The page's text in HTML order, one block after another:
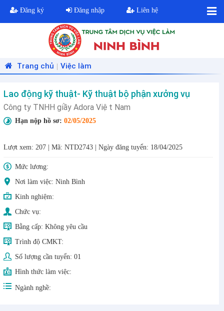
Đăng ký Đăng nhập Liên hệ
Trang chủ Việc làm
Lao động kỹ thuật- Kỹ thuật bộ phận xưởng vụ
Công ty TNHH giầy Adora Việt Nam
Hạn nộp hồ sơ: 02/05/2025
Lượt xem: 207 Mã: NTD2743 Ngày đăng tuyển: 18/04/2025
Mức lương:
Nơi làm việc: Ninh Bình
Kinh nghiệm:
Chức vụ:
Bằng cấp: Không yêu cầu
Trình độ CMKT:
Số lượng cần tuyển: 01
Hình thức làm việc:
Ngành nghề: